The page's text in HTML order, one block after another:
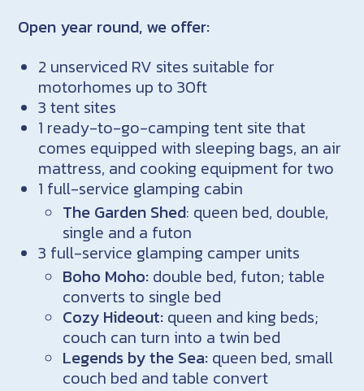
Open year round, we offer:
2 unserviced RV sites suitable for
motorhomes up to 30ft
3 tent sites
1 ready-to-go-camping tent site that
comes equipped with sleeping bags, an air
mattress, and cooking equipment for two
1 full-service glamping cabin
The Garden Shed: queen bed, double,
single and a futon
3 full-service glamping camper units
Boho Moho: double bed, futon; table
converts to single bed
Cozy Hideout: queen and king beds;
couch can turn into a twin bed
Legends by the Sea: queen bed, small
couch bed and table convert